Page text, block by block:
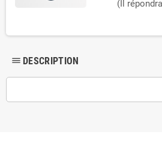
(Il
dehaze DESCRIPTION